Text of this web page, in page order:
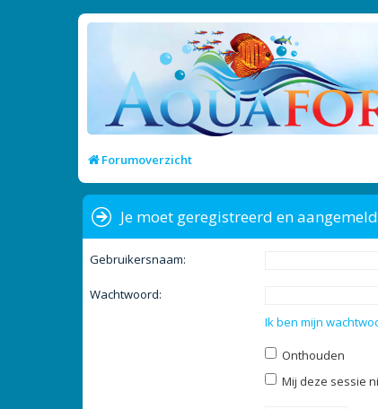
Forumoverzicht
Je moet geregistreerd en
Gebruikersnaam:
Wachtwoord:
Ik ben mijn
Onthouden
Mij deze sessie